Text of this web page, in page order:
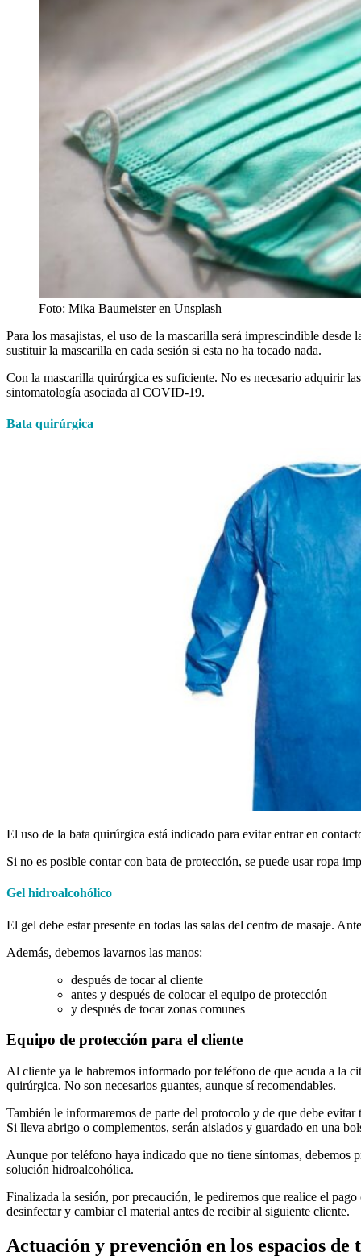
Foto: Mika Baumeister en Unsplash
Para los masajistas, el uso de la mascarilla será imprescindible
sustituir la mascarilla en cada sesión si esta no ha tocado nada.
Con la mascarilla quirúrgica es suficiente. No es necesario adquirir
sintomatología asociada al COVID-19.
Bata quirúrgica
El uso de la bata quirúrgica está indicado para evitar entrar en
Si no es posible contar con bata de protección, se puede usar ropa
Gel hidroalcohólico
El gel debe estar presente en todas las salas del centro de masaje.
Además, debemos lavarnos las manos:
después de tocar al cliente
antes y después de colocar el equipo de protección
y después de tocar zonas comunes
Equipo de protección para el cliente
Al cliente ya le habremos informado por teléfono de que acuda a la
quirúrgica. No son necesarios guantes, aunque sí recomendables.
También le informaremos de parte del protocolo y de que debe
Si lleva abrigo o complementos, serán aislados y guardado en una
Aunque por teléfono haya indicado que no tiene síntomas, debemos
solución hidroalcohólica.
Finalizada la sesión, por precaución, le pediremos que realice el
desinfectar y cambiar el material antes de recibir al siguiente cliente.
Actuación y prevención en los espacios de